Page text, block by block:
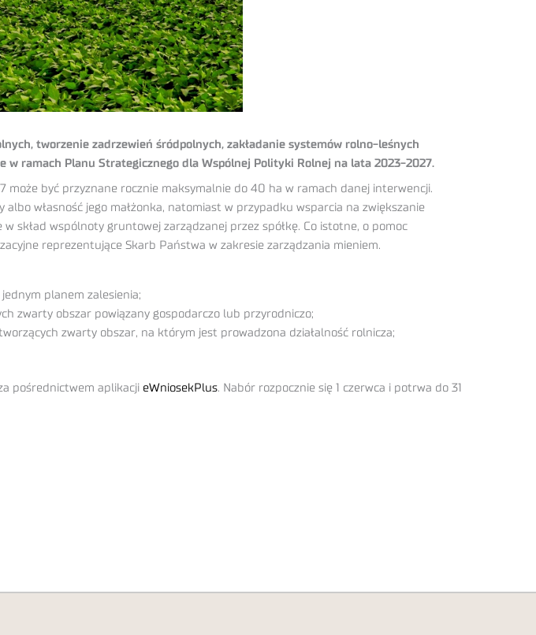
tworzenie zadrzewień śródpolnych, zakładanie systemów rolno-leśnych
ramach Planu Strategicznego dla Wspólnej Polityki Rolnej na lata 2023-2027.
być przyznane rocznie maksymalnie do 40 ha w ramach danej interwencji.
własność jego małżonka, natomiast w przypadku wsparcia na zwiększanie
skład wspólnoty gruntowej zarządzanej przez spółkę. Co istotne, o pomoc
reprezentujące Skarb Państwa w zakresie zarządzania mieniem.
planem zalesienia;
zwarty obszar powiązany gospodarczo lub przyrodniczo;
zwarty obszar, na którym jest prowadzona działalność rolnicza;
pośrednictwem aplikacji eWniosekPlus. Nabór rozpocznie się 1 czerwca i potrwa do 31